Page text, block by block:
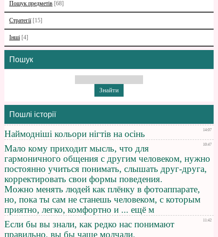
Пошук предметів [68]
Стратегії [15]
Інші [4]
Пошук
Пошлі історії